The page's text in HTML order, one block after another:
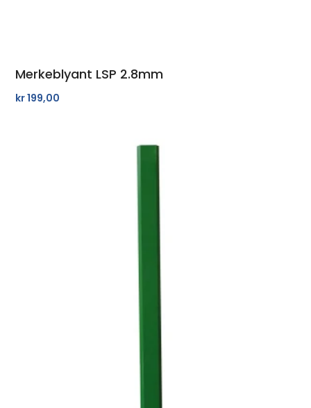
Merkeblyant LSP 2.8mm
kr199,00